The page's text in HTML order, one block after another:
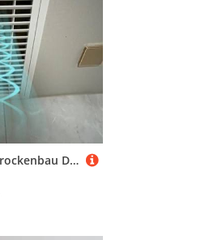
Revisionsklappe Trockenbau Decken-/ Wand-Revisionsklappe mit Guter Belüftung, Weiße Kunststoff-Revisionstür mit Abnehmbarem Gitter, Individuell zu Öffnende Klappen-Abdeckplatte(WXH 20x60cm/8x24in)